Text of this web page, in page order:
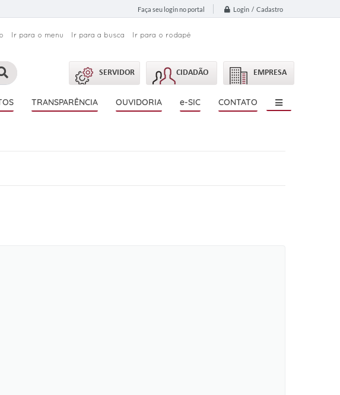
Faça seu login no portal Login / Cadastro
Ir para o menu Ir para a busca Ir para o rodapé
SERVIDOR CIDADÃO EMPRESA
TRANSPARÊNCIA OUVIDORIA e-SIC CONTATO